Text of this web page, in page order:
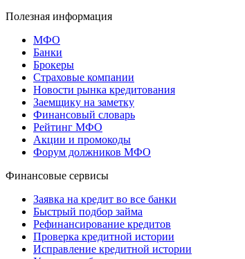
Полезная информация
МФО
Банки
Брокеры
Страховые компании
Новости рынка кредитования
Заемщику на заметку
Финансовый словарь
Рейтинг МФО
Акции и промокоды
Форум должников МФО
Финансовые сервисы
Заявка на кредит во все банки
Быстрый подбор займа
Рефинансирование кредитов
Проверка кредитной истории
Исправление кредитной истории